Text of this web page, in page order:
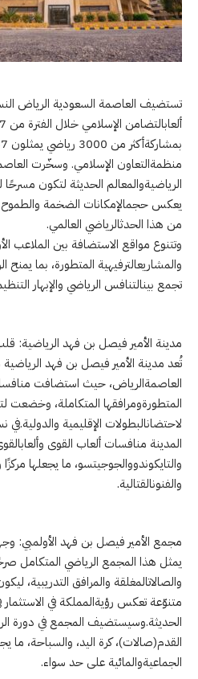
تستضيف العاصمة السعودية الرياض
منظمةالتعاون الإسلامي. وسخّرت
الرياضيةوالمعالم الحديثة لتكون
يعكس حجمالإمكانات الضخمة والطموح
من هذا الحدثالرياضي العالمي.
وتتنوع مواقع الاستضافة بين الملاعب
والمشاريعالترفيهية المتطورة، بما يمنح
تجمع بينالتنافس الرياضي والإبهار
مدينة الأمير فيصل بن فهد الرياضية: قلب
تُعد مدينة الأمير فيصل بن فهد
العاصمةالرياض، حيث استضافت
المتطورةومرافقها المتكاملة، وخضعت
المدينة منافسات ألعاب القوى
والتايكوندووالجوجيتسو، ما يجعلها
والفنونالقتالية.
مجمع الأمير فيصل بن فهد الأولمبي:
يمثل هذا المجمع الرياضي المتكامل
والصالاتالمغلقة والمرافق التدريبية،
متنوّعة تعكس رؤيةالمملكة في الاستثمار
القدم(صالات)، كرة اليد، والسباحة، ما
الجماعيةوالمائية على حد سواء.